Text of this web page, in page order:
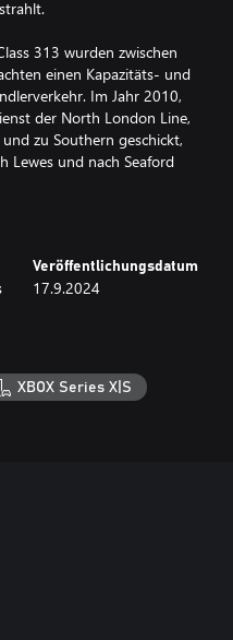
313 wurden zwischen
einen Kapazitäts- und
Im Jahr 2010,
der North London Line,
zu Southern geschickt,
Lewes und nach Seaford
die 313er die ältesten
das Design der 313
in Train Sim World 2
Veröffentlichungsdatum
17.9.2024
XBOX Series X|S